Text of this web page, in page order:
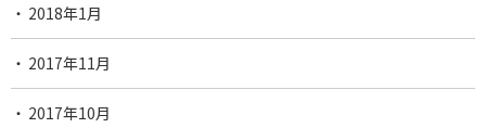
2018年1月
2017年11月
2017年10月